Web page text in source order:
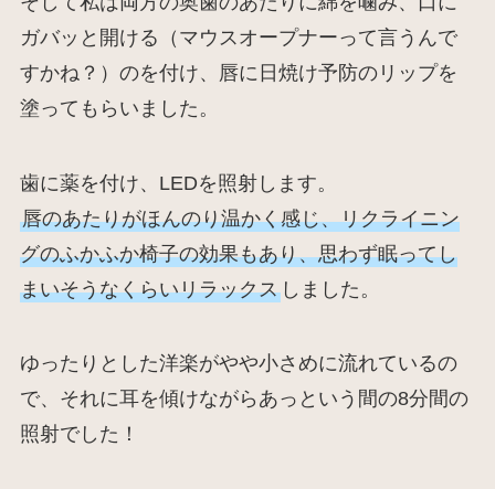
ガバッと開ける（マウスオープナーって言うんで
すかね？）のを付け、唇に日焼け予防のリップを
塗ってもらいました。
歯に薬を付け、LEDを照射します。
唇のあたりがほんのり温かく感じ、リクライニン
グのふかふか椅子の効果もあり、思わず眠ってし
まいそうなくらいリラックスしました。
ゆったりとした洋楽がやや小さめに流れているの
で、それに耳を傾けながらあっという間の8分間の
照射でした！